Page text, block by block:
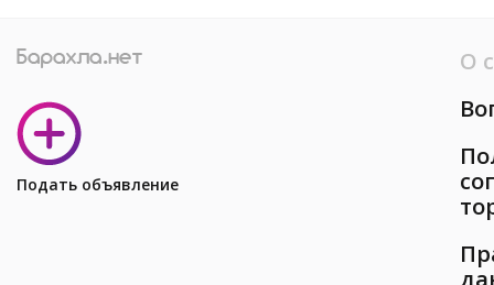
Подать объявление
О